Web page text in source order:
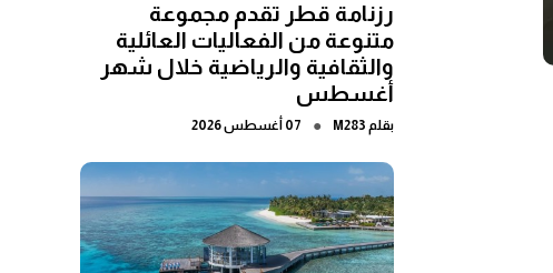
رزنامة قطر تقدم مجموعة
متنوعة من الفعاليات العائلية
والثقافية والرياضية خلال شهر
أغسطس
بقلم M283
● 07 أغسطس 2026